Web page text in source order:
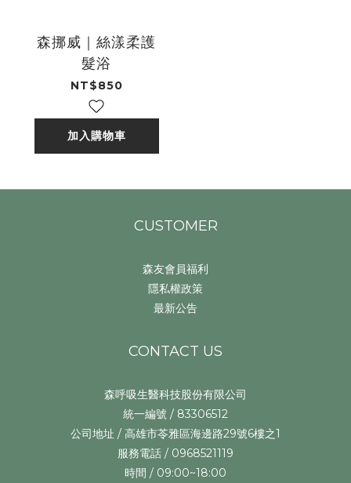
森挪威｜絲漾柔護
髮浴
NT$850
加入購物車
CUSTOMER
森友會員福利
隱私權政策
最新公告
CONTACT US
森呼吸生醫科技股份有限公司
統一編號 / 83306512
公司地址 / 高雄市苓雅區海邊路29號6樓之1
服務電話 / 0968521119
時間 / 09:00~18:00